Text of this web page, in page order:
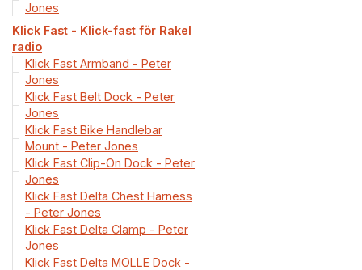
Jones
Klick Fast - Klick-fast för Rakel
radio
Klick Fast Armband - Peter
Jones
Klick Fast Belt Dock - Peter
Jones
Klick Fast Bike Handlebar
Mount - Peter Jones
Klick Fast Clip-On Dock - Peter
Jones
Klick Fast Delta Chest Harness
- Peter Jones
Klick Fast Delta Clamp - Peter
Jones
Klick Fast Delta MOLLE Dock -